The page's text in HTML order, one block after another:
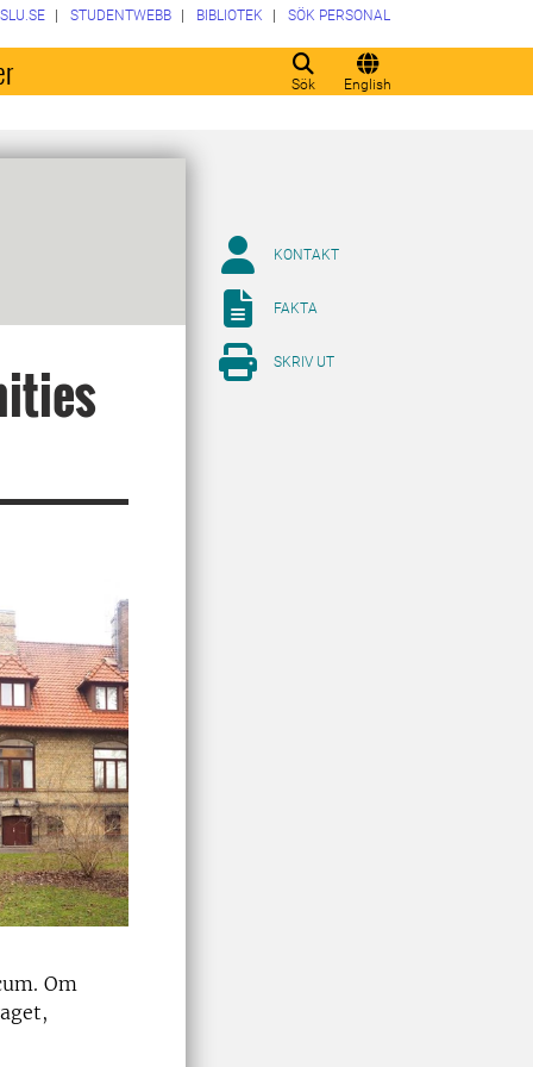
Sök English
SLU.SE STUDENTWEBB BIBLIOTEK SÖK PERSONAL
Om
KONTAKT
FAKTA
SKRIV UT